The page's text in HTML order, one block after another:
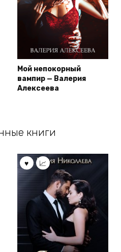
Мой непокорный
вампир — Валерия
Алексеева
книги